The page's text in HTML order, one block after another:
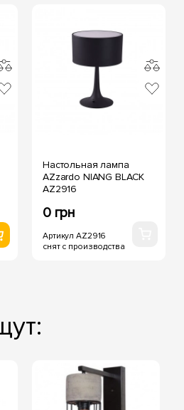
Настольная лампа
AZzardo NIANG BLACK
AZ2916
0 грн
Артикул AZ2916
снят с производства